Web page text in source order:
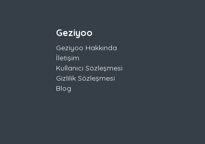
Geziyoo
Geziyoo Hakkında
İletişim
Kullanıcı Sözleşmesi
Gizlilik Sözleşmesi
Blog